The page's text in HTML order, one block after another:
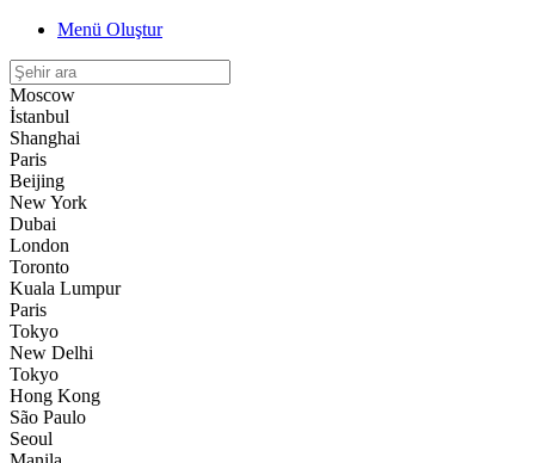
Menü Oluştur
Moscow
İstanbul
Shanghai
Paris
Beijing
New York
Dubai
London
Toronto
Kuala Lumpur
Paris
Tokyo
New Delhi
Tokyo
Hong Kong
São Paulo
Seoul